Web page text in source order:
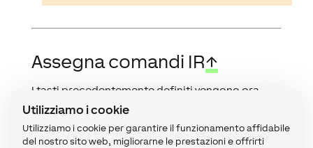
Utilizziamo i cookie
Utilizziamo i cookie per garantire il funzionamento affidabile
del nostro sito web, migliorarne le prestazioni e offrirti
Assegna comandi IR↑
I tasti precedentemente definiti vengono ora
assegnati al IR Control tramite trascinamento
Per fare ciò, ad esempio, il pulsante "Power"